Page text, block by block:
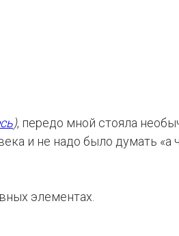
), передо мной стояла
и не надо было думать «а
элементах.